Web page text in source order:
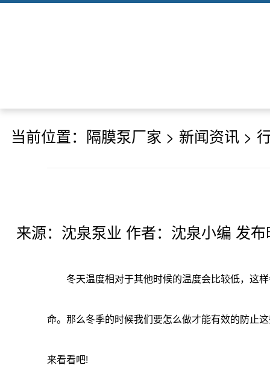
当前位置： 隔膜泵厂家 > 新闻资讯 >
来源：沈泉泵业 作者：沈泉小编 发
冬天温度相对于其他时候的温度会比较低，这样
命。那么冬季的时候我们要怎么做才能有效的防止
来看看吧!